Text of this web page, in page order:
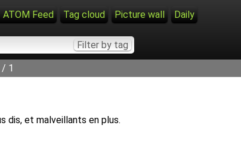
ATOM Feed Tag cloud Picture wall Daily
1
dis, et malveillants en plus.